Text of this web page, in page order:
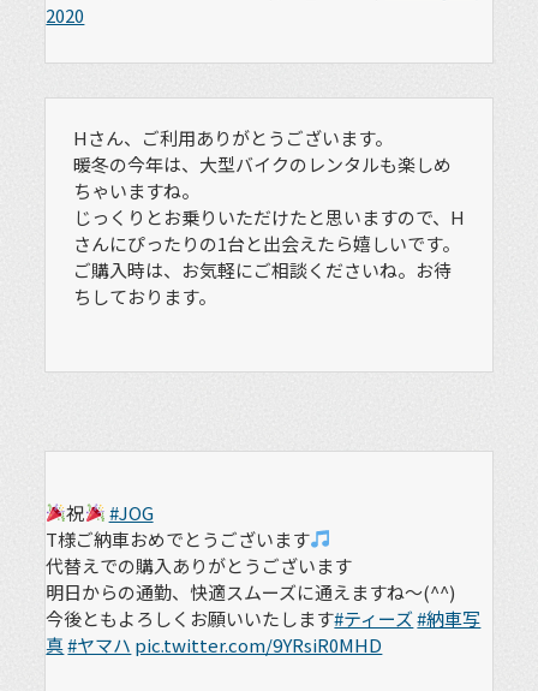
2020
Hさん、ご利用ありがとうございます。
暖冬の今年は、大型バイクのレンタルも楽しめ
ちゃいますね。
じっくりとお乗りいただけたと思いますので、H
さんにぴったりの1台と出会えたら嬉しいです。
ご購入時は、お気軽にご相談くださいね。お待
ちしております。
祝
#JOG
T様ご納車おめでとうございます
代替えでの購入ありがとうございます
明日からの通勤、快適スムーズに通えますね～(^^)
今後ともよろしくお願いいたします#ティーズ#納車写
真#ヤマハ pic.twitter.com/9YRsiR0MHD